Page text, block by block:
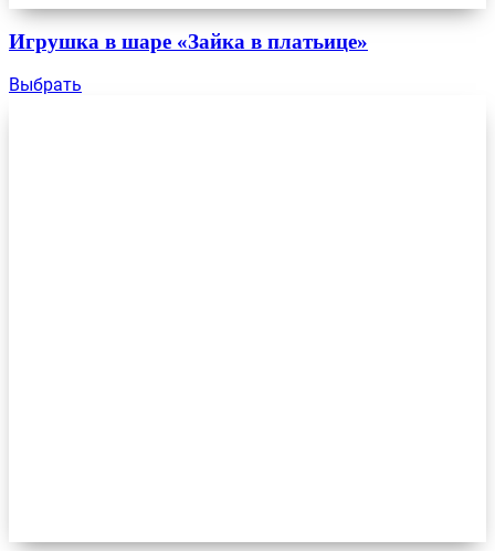
Игрушка в шаре «Зайка в платьице»
Выбрать